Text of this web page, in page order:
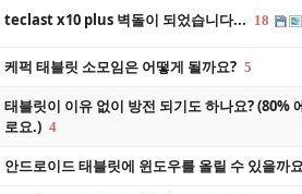
teclast x10 plus 벽돌이 되었습니다... 18
케퍽 태블릿 소모임은 어떻게 될까요? 5
태블릿이 이유 없이 방전 되기도 하나요? (80%
로요.) 4
안드로이드 태블릿에 윈도우를 올릴 수 있을까